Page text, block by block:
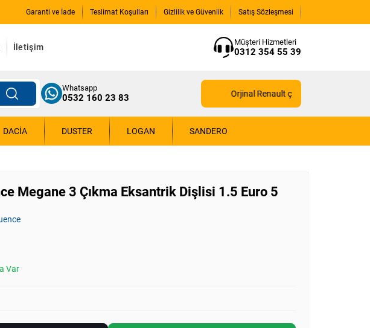
Garanti ve İade Teslimat Koşulları Gizlilik ve Güvenlik Satış Sözleşmesi
İletişim
Müşteri Hizmetleri
0312 354 55 39
Whatsapp
0532 160 23 83 Orjinal Renault çıkma yedek parçaları
DACIA DUSTER LOGAN SANDERO
Megane 3 Çıkma Eksantrik Dişlisi 1.5 Euro 5
Var